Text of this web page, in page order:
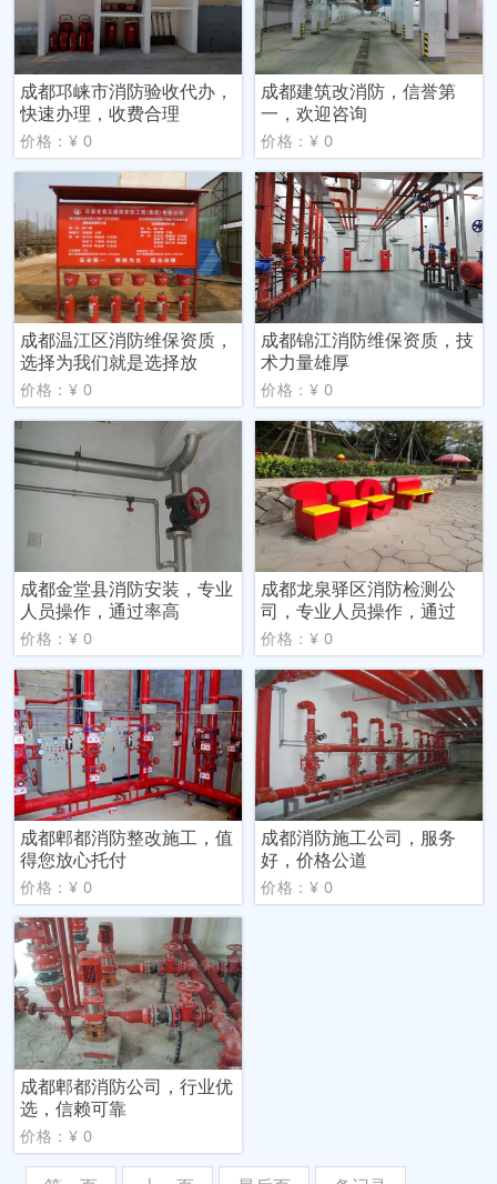
成都邛崃市消防验收代办，
快速办理，收费合理
价格：¥ 0
成都建筑改消防，信誉第
一，欢迎咨询
价格：¥ 0
成都温江区消防维保资质，
选择为我们就是选择放
价格：¥ 0
成都锦江消防维保资质，技
术力量雄厚
价格：¥ 0
成都金堂县消防安装，专业
人员操作，通过率高
价格：¥ 0
成都龙泉驿区消防检测公
司，专业人员操作，通过
价格：¥ 0
成都郫都消防整改施工，值
得您放心托付
价格：¥ 0
成都消防施工公司，服务
好，价格公道
价格：¥ 0
成都郫都消防公司，行业优
选，信赖可靠
价格：¥ 0